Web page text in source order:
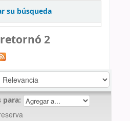
su búsqueda
2
para: